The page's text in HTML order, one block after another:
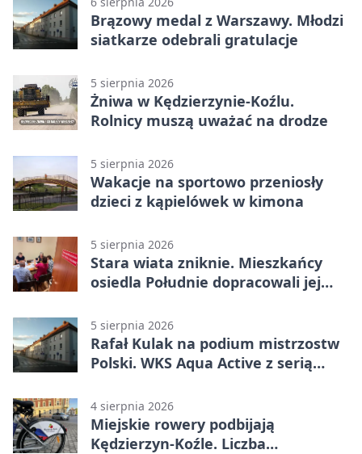
Brązowy medal z Warszawy. Młodzi
siatkarze odebrali gratulacje
5 sierpnia 2026
Żniwa w Kędzierzynie-Koźlu.
Rolnicy muszą uważać na drodze
5 sierpnia 2026
Wakacje na sportowo przeniosły
dzieci z kąpielówek w kimona
5 sierpnia 2026
Stara wiata zniknie. Mieszkańcy
osiedla Południe dopracowali jej
5 sierpnia 2026
Rafał Kulak na podium mistrzostw
Polski. WKS Aqua Active z serią
4 sierpnia 2026
Miejskie rowery podbijają
Kędzierzyn-Koźle. Liczba